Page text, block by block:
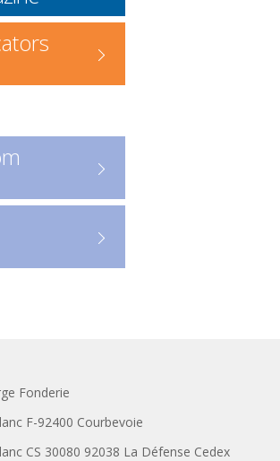
: accédez
numérique
:
pour
Fonderie
F-92400 Courbevoie
CS 30080 92038 La Défense Cedex